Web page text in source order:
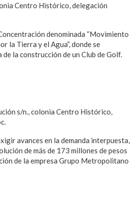
Centro Histórico, delegación
denominada “Movimiento
la Tierra y el Agua”, donde se
la construcción de un Club de Golf.
s/n., colonia Centro Histórico,
avances en la demanda interpuesta,
de más de 173 millones de pesos
de la empresa Grupo Metropolitano